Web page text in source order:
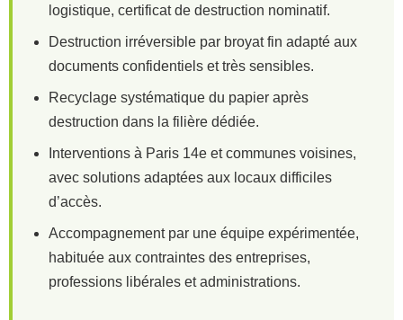
logistique, certificat de destruction nominatif.
Destruction irréversible par broyat fin adapté aux
documents confidentiels et très sensibles.
Recyclage systématique du papier après
destruction dans la filière dédiée.
Interventions à Paris 14e et communes voisines,
avec solutions adaptées aux locaux difficiles
d’accès.
Accompagnement par une équipe expérimentée,
habituée aux contraintes des entreprises,
professions libérales et administrations.